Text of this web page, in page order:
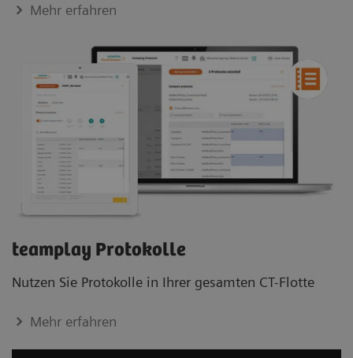
Mehr erfahren
teamplay Protokolle
Nutzen Sie Protokolle in Ihrer gesamten CT-Flotte
Mehr erfahren